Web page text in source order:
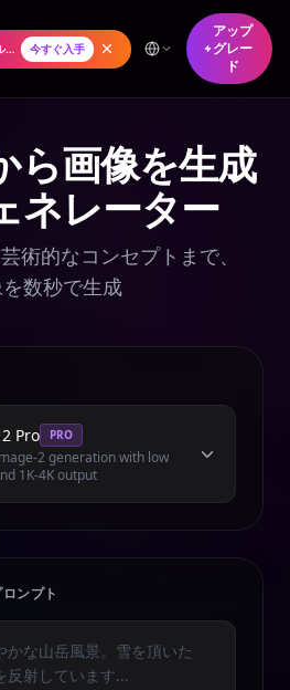
Seedance 2.0ディール年間プランが50%オフ 今すぐ入手
アップ
グレー
ド
ら画像を生成
ネレーター
術的なコンセプトまで、
数秒で生成
Pro PRO
2 generation with low
1K-4K output
ンプト